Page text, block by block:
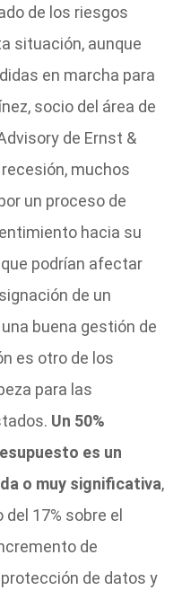
de los riesgos
situación, aunque
en marcha para
socio del área de
de Ernst &
muchos
un proceso de
hacia su
podrían afectar
de un
buena gestión de
es otro de los
para las
Un 50%
es un
o muy significativa,
17% sobre el
de
de datos y